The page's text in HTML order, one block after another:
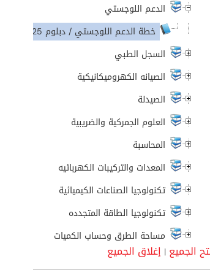
الدعم اللوجستي
خطة الدعم اللوجستي / دبلوم 2025-2026
السجل الطبي
الصيانه الكهروميكانيكية
الصيدلة
العلوم الجمركية والضريبية
المحاسبة
المعدات والتركيبات الكهربائيه
تكنولوجيا الصناعات الكيميائية
تكنولوجيا الطاقة المتجدده
مساحة الطرق وحساب الكميات
الجميع | إغلاق الجميع